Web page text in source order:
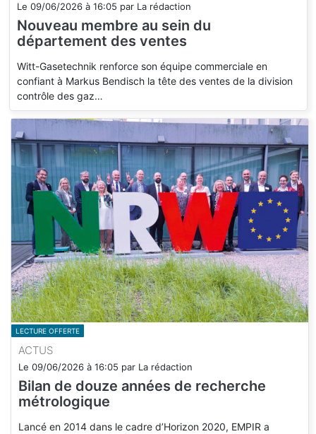
Le 09/06/2026 à 16:05 par La rédaction
Nouveau membre au sein du
département des ventes
Witt-Gasetechnik renforce son équipe commerciale en
confiant à Markus Bendisch la tête des ventes de la division
contrôle des gaz…
LECTURE OFFERTE
ACTUS
Le 09/06/2026 à 16:05 par La rédaction
Bilan de douze années de recherche
métrologique
Lancé en 2014 dans le cadre d’Horizon 2020, EMPIR a